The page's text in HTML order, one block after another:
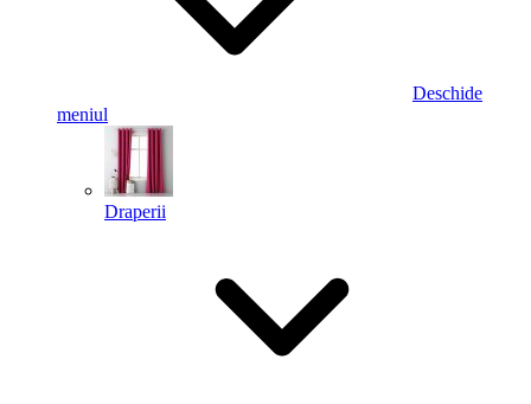
Deschide
meniul
Draperii